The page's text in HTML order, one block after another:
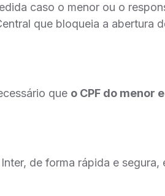
caso o menor ou o
que bloqueia a abertura
que o CPF do menor
de forma rápida e